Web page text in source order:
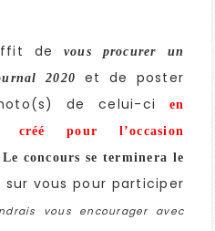
de
vous procurer un
2020
et de poster
de celui-ci
en
pour l’occasion
Le concours se terminera le
vous pour participer
vous encourager avec